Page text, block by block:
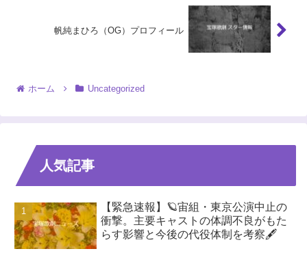
帆純まひろ（OG）プロフィール
ホーム Uncategorized
人気記事
【緊急速報】🪐宙組・東京公演中止の
衝撃。主要キャストの体調不良がもた
らす影響と今後の代役体制を考察🖋️